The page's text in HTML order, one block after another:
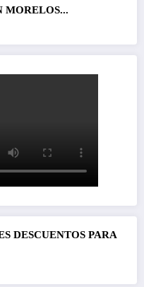
MORELOS...
DESCUENTOS PARA